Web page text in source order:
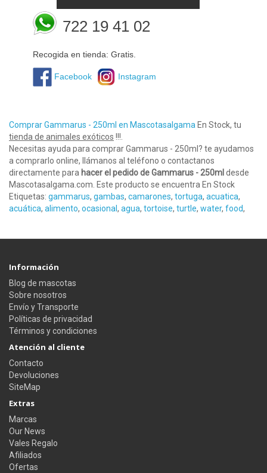
722 19 41 02
Recogida en tienda: Gratis.
Facebook Instagram
Comprar Gammarus - 250ml en Mascotasalgama En Stock, tu
tienda de animales exóticos !!!.
Necesitas ayuda para comprar Gammarus - 250ml? te ayudamos
a comprarlo online, llámanos al teléfono o contactanos
directamente para hacer el pedido de Gammarus - 250ml desde
Mascotasalgama.com. Este producto se encuentra En Stock
Etiquetas: gammarus, gambas, camarones, tortuga, acuatica,
acuática, alimento, ocasional, agua, tortoise, turtle, water, food,
Información
Blog de mascotas
Sobre nosotros
Envío y Transporte
Políticas de privacidad
Términos y condiciones
Atención al cliente
Contacto
Devoluciones
SiteMap
Extras
Marcas
Our News
Vales Regalo
Afiliados
Ofertas